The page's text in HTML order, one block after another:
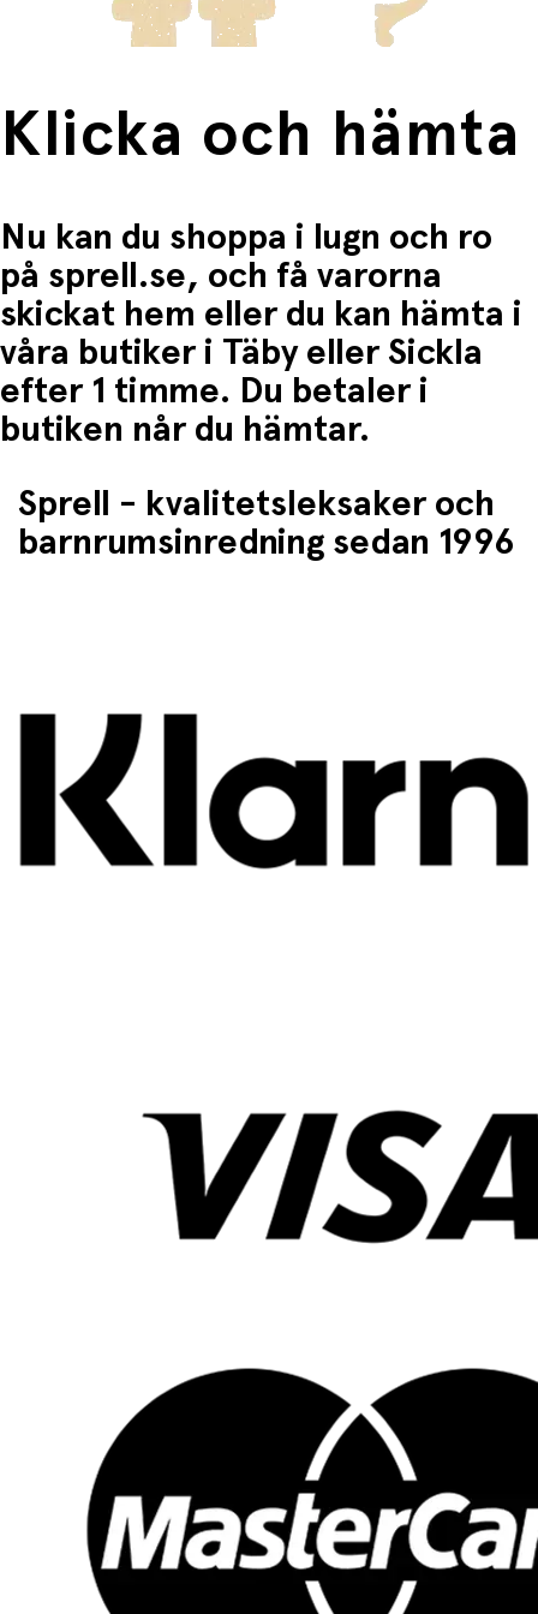
• Stärker språk och läsförståelse genom tydlig handling
• Tränar tålamod och problemlösning genom Pettsons
• Skapar igenkänning kring vardagsproblem och hur man
kan lösa dem
• Ger många tillfällen till samtal om känslor, humor och
Produktspesifikationer
• Titel: Pannkakstårtan
• Serie: Pettson och Findus
• Språk: Svenska
• Antal sidor: 32
Klicka och hämta
Nu kan du shoppa i lugn och ro
på sprell.se, och få varorna
skickat hem eller du kan hämta i
våra butiker i Täby eller Sickla
efter 1 timme. Du betaler i
butiken når du hämtar.
Sprell - kvalitetsleksaker och
barnrumsinredning sedan 1996